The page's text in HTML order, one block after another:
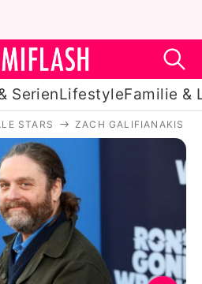
SerienLifestyleFamilie &
Royals
Stars
& Serien
Lifestyle
& Liebe
STARS ZACH GALIFIANAKIS